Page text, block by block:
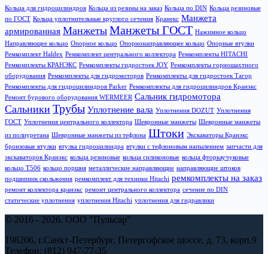
Кольца для гидроцилиндров Кольца из резины на заказ Кольца по DIN Кольца резиновые
по ГОСТ Кольца уплотнительные круглого сечения Кранекс Манжета
армированная Манжеты Манжеты ГОСТ Нажимное кольцо
Направляющее кольцо Опорное кольцо Опорнонаправляющее кольцо Опорные втулки
Ремкомплект Haldex Ремкомплект центрального коллектора Ремкомплекты HITACHI
Ремкомплекты КРАНЭКС Ремкомплекты гидростоек JOY Ремкомплекты горношахтного
оборудования Ремкомплекты для гидромоторов Ремкомплекты для гидростоек Тагор
Ремкомплекты для гидроцилиндров Parker Ремкомплекты для гидроцилиндров Кранэкс
Ремонт бурового оборудования WERMEER Сальник гидромотора
Сальники Трубы Уплотнение вала Уплотнения DOZUT Уплотнения
ГОСТ Уплотнения центрального коллектора Шевронные манжеты Шевронные манжеты
из полиуретана Шевронные манжеты из тефлона Штоки Экскаваторы Кранэкс
бронзовые втулки втулка гидроцилиндра втулки с тефлоновым напылением запчасти для
экскаваторов Кранэкс кольца резиновые кольца силиконовые кольца фторкаучуковые
кольцо T506 кольцо поршня металлические направляющие направляющие штоков
подшипник скольжения ремкомплект для техники Hitachi ремкомплекты на заказ
ремонт коллектора кранэкс ремонт центрального коллектора сечение по DIN
статические уплотнения уплотнения Hitachi уплотнения для гидравлики
© 2016 - 2026. ООО "Пульсар"
198206, г.Санкт-Петербург, Петергофское шоссе, д. 73, корп.9
Телефон: (812) 947-77-35